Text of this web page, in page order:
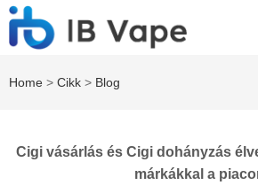
Home > Cikk > Blog
Cigi vásárlás és Cigi dohányzás
márkákkal a